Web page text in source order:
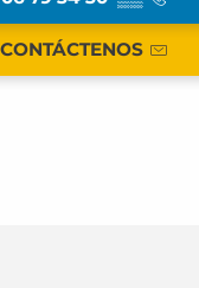
CONTÁCTENOS